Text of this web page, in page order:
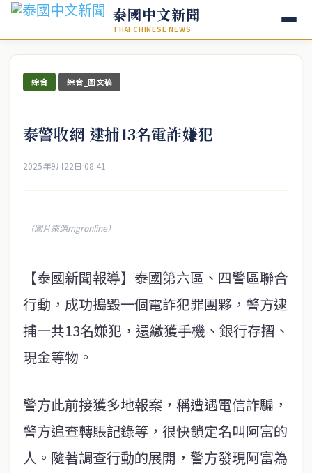
泰國中文新聞
THAI CHINESE NEWS
綜合 綜合_圖文稿
泰警收網 逮捕13名電詐嫌犯
2025年9月22日 08:41
（圖片來源mgronline）
【泰國新聞報導】泰國第六區、四警區聯合
行動，成功搗毀一個電詐犯罪團夥，警方逮
捕一共13名嫌犯，還繳獲手機、銀行存摺、
現金等物。
警方此前接獲多地報案，稱遭遇電信詐騙，
警方追查轉賬記錄等，很快鎖定名叫阿富的
人。隨著調查行動的展開，警方發現阿富為